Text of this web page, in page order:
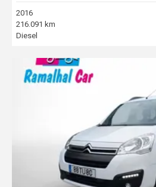
2016
216.091 km
Diesel